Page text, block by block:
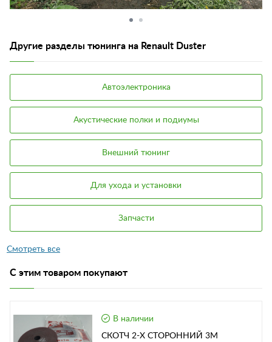
Другие разделы тюнинга на Renault Duster
Автоэлектроника
Акустические полки и подиумы
Внешний тюнинг
Для ухода и установки
Запчасти
С этим товаром покупают
В наличии
СКОТЧ 2-Х СТОРОННИЙ 3М